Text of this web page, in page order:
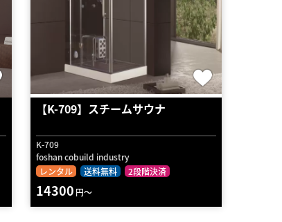
【K-709】スチームサウナ
K-709
foshan cobuild industry
レンタル
送料無料 2段階決済
14300 円～